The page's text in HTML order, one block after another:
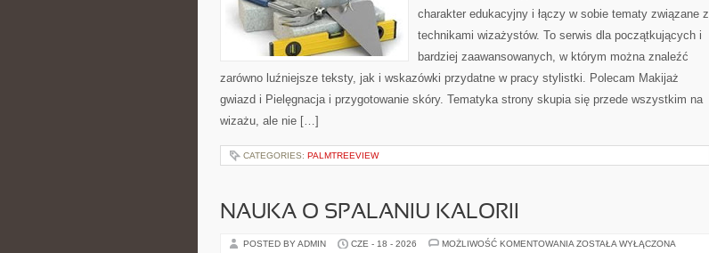
charakter edukacyjny i łączy w sobie tematy związane z
technikami wizażystów. To serwis dla początkujących i
bardziej zaawansowanych, w którym można znaleźć
zarówno luźniejsze teksty, jak i wskazówki przydatne w pracy stylistki. Polecam Makijaż
gwiazd i Pielęgnacja i przygotowanie skóry. Tematyka strony skupia się przede wszystkim na
wizażu, ale nie […]
CATEGORIES: PALMTREEVIEW
NAUKA O SPALANIU KALORII
POSTED BY ADMIN CZE - 18 - 2026 MOŻLIWOŚĆ KOMENTOWANIA NAUKA
ZOSTAŁA WYŁĄCZONA